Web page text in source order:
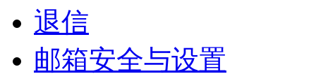
退信
邮箱安全与设置